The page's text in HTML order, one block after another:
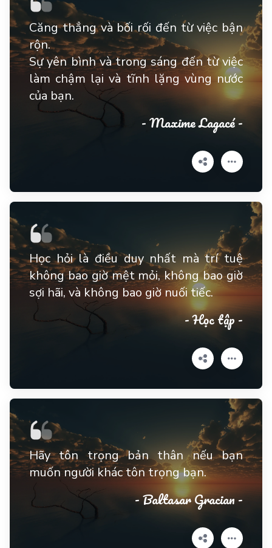
Căng thẳng và bối rối đến từ việc bận
rộn.
Sự yên bình và trong sáng đến từ việc
làm chậm lại và tĩnh lặng vùng nước
của bạn.
- Maxime Lagacé -
Học hỏi là điều duy nhất mà trí tuệ
không bao giờ mệt mỏi, không bao giờ
sợi hãi, và không bao giờ nuối tiếc.
- Học tập -
Hãy tôn trọng bản thân nếu bạn
muốn người khác tôn trọng bạn.
- Baltasar Gracian -